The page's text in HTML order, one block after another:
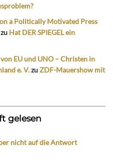
a Politically Motivated Press
Hat DER SPIEGEL ein
EU und UNO – Christen in
e. V.zuZDF-Mauershow mit
gelesen
nicht auf die Antwort